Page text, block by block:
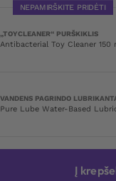
NEPAMIRŠKITE PRIDĖTI
„TOYCLEANER“ PURŠKIKLIS
Antibacterial Toy Cleaner 150
VANDENS PAGRINDO
Pure Lube Water-Based
Į